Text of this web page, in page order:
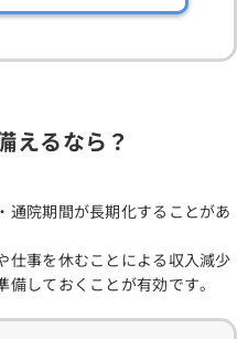
えるなら？
通院期間が長期化することがあ
仕事を休むことによる収入減少
しておくことが有効です。